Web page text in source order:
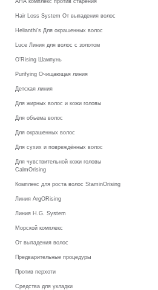
Hair Loss System От выпадения волос
Helianthi's Для окрашенных волос
Luce Линия для волос с золотом
O’Rising Шампунь
Purifying Очищающая линия
Детская линия
Для жирных волос и кожи головы
Для объема волос
Для окрашенных волос
Для сухих и повреждённых волос
Для чувствительной кожи головы
CalmOrising
Комплекс для роста волос StaminOrising
Линия ArgORising
Линия H.G. System
Морской комплекс
От выпадения волос
Предварительные процедуры
Против перхоти
Средства для укладки